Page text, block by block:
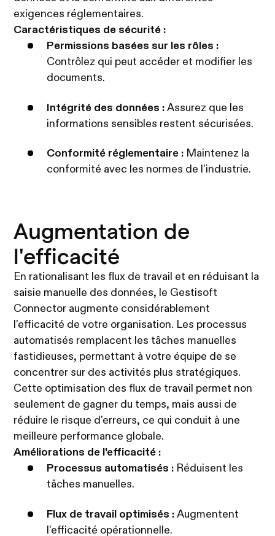
exigences réglementaires.
Caractéristiques de sécurité :
Permissions basées sur les rôles :
Contrôlez qui peut accéder et modifier les
documents.
Intégrité des données : Assurez que les
informations sensibles restent sécurisées.
Conformité réglementaire : Maintenez la
conformité avec les normes de l'industrie.
Augmentation de
l'efficacité
En rationalisant les flux de travail et en réduisant la
saisie manuelle des données, le Gestisoft
Connector augmente considérablement
l'efficacité de votre organisation. Les processus
automatisés remplacent les tâches manuelles
fastidieuses, permettant à votre équipe de se
concentrer sur des activités plus stratégiques.
Cette optimisation des flux de travail permet non
seulement de gagner du temps, mais aussi de
réduire le risque d'erreurs, ce qui conduit à une
meilleure performance globale.
Améliorations de l'efficacité :
Processus automatisés : Réduisent les
tâches manuelles.
Flux de travail optimisés : Augmentent
l'efficacité opérationnelle.